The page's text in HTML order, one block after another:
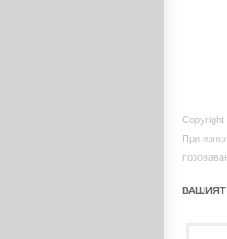
Copyright
При
ВАШИЯТ